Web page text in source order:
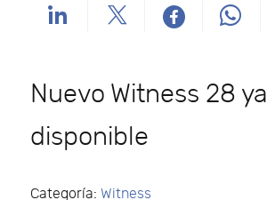
Nuevo Witness 28 ya
disponible
Categoría: Witness